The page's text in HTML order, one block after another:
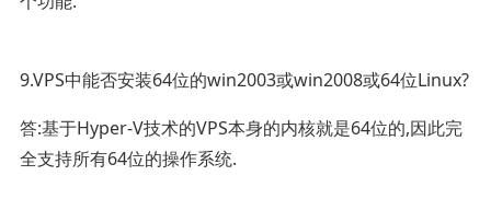
9.VPS中能否安装64位的win2003或win2008或64位Linux?
答:基于Hyper-V技术的VPS本身的内核就是64位的,因此完
全支持所有64位的操作系统.